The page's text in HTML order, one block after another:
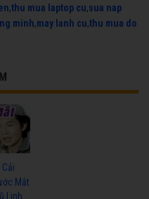
,thu mua laptop cu,sua nap
minh,may lanh cu,thu mua do
Mắt
Linh